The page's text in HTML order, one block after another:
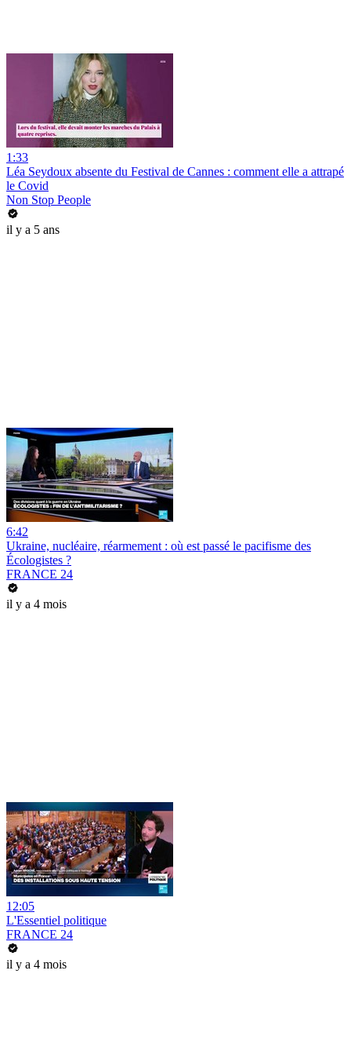
1:33
Léa Seydoux absente du Festival de Cannes : comment elle a attrapé
le Covid
Non Stop People
il y a 5 ans
6:42
Ukraine, nucléaire, réarmement : où est passé le pacifisme des
Écologistes ?
FRANCE 24
il y a 4 mois
12:05
L'Essentiel politique
FRANCE 24
il y a 4 mois